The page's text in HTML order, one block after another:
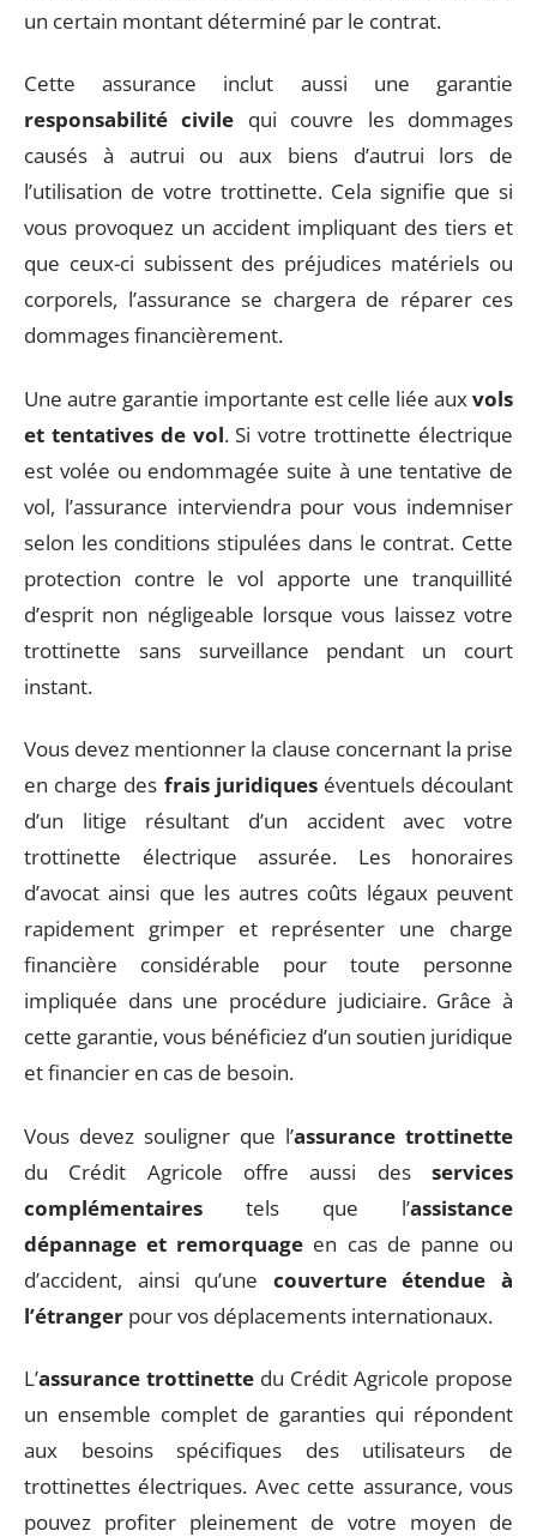
un certain montant déterminé par le contrat.
Cette assurance inclut aussi une garantie
responsabilité civile qui couvre les dommages
causés à autrui ou aux biens d’autrui lors de
l’utilisation de votre trottinette. Cela signifie que si
vous provoquez un accident impliquant des tiers et
que ceux-ci subissent des préjudices matériels ou
corporels, l’assurance se chargera de réparer ces
dommages financièrement.
Une autre garantie importante est celle liée auxvols
et tentatives de vol. Si votre trottinette électrique
est volée ou endommagée suite à une tentative de
vol, l’assurance interviendra pour vous indemniser
selon les conditions stipulées dans le contrat. Cette
protection contre le vol apporte une tranquillité
d’esprit non négligeable lorsque vous laissez votre
trottinette sans surveillance pendant un court
instant.
Vous devez mentionner la clause concernant la prise
en charge des frais juridiqueséventuels découlant
d’un litige résultant d’un accident avec votre
trottinette électrique assurée. Les honoraires
d’avocat ainsi que les autres coûts légaux peuvent
rapidement grimper et représenter une charge
financière considérable pour toute personne
impliquée dans une procédure judiciaire. Grâce à
cette garantie, vous bénéficiez d’un soutien juridique
et financier en cas de besoin.
Vous devez souligner que l’assurance trottinette
du Crédit Agricole offre aussi des services
complémentaires tels que l’assistance
dépannage et remorquage en cas de panne ou
d’accident, ainsi qu’une couverture étendue à
l’étranger pour vos déplacements internationaux.
L’assurance trottinette du Crédit Agricole propose
un ensemble complet de garanties qui répondent
aux besoins spécifiques des utilisateurs de
trottinettes électriques. Avec cette assurance, vous
pouvez profiter pleinement de votre moyen de